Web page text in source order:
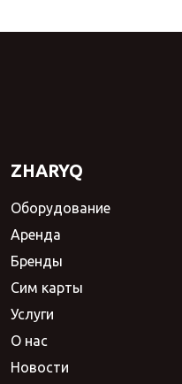
ZHARYQ
Оборудование
Аренда
Бренды
Сим карты
Услуги
О нас
Новости